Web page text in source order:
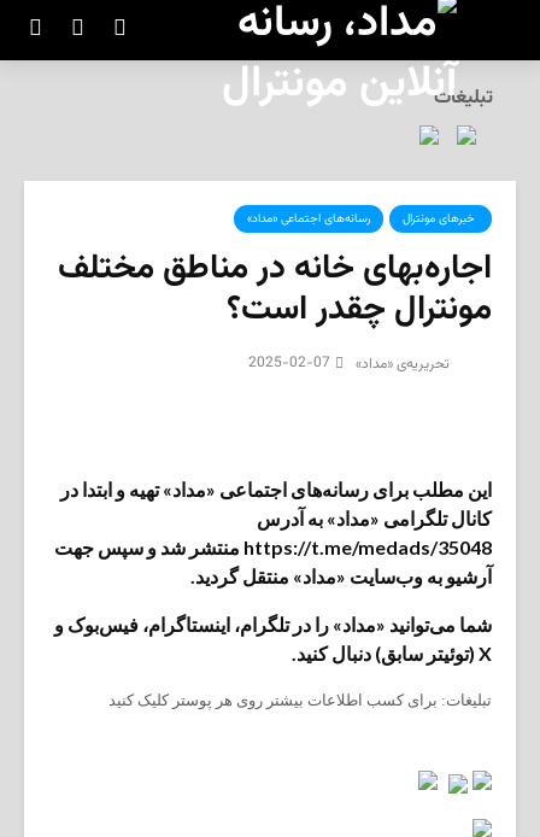
تبلیغات
‌ خبرهای مونترال رسانه‌های اجتماعی «مداد»
اجاره‌بهای خانه در مناطق مختلف
مونترال چقدر است؟
تحریریه‌ی «مداد» 2025-02-07
این مطلب برای رسانه‌های اجتماعی «مداد» تهیه و ابتدا در
کانال تلگرامی «مداد» به آدرس
https://t.me/medads/35048 منتشر شد و سپس جهت
آرشیو به وب‌سایت «مداد» منتقل گردید.
شما می‌توانید «مداد» را در تلگرام، اینستاگرام، فیس‌بوک و
X (توئیتر سابق) دنبال کنید.
تبلیغات: برای کسب اطلاعات بیشتر روی هر پوستر کلیک کنید